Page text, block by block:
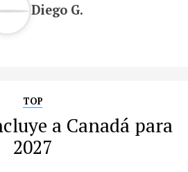
Diego G.
TOP
a Canadá para
2027